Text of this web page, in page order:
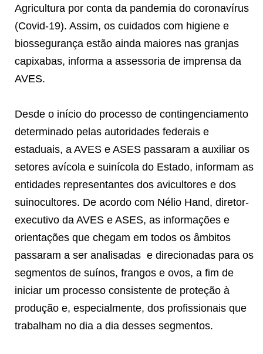
Agricultura por conta da pandemia do coronavírus
(Covid-19). Assim, os cuidados com higiene e
biossegurança estão ainda maiores nas granjas
capixabas, informa a assessoria de imprensa da
AVES.
Desde o início do processo de contingenciamento
determinado pelas autoridades federais e
estaduais, a AVES e ASES passaram a auxiliar os
setores avícola e suinícola do Estado, informam as
entidades representantes dos avicultores e dos
suinocultores. De acordo com Nélio Hand, diretor-
executivo da AVES e ASES, as informações e
orientações que chegam em todos os âmbitos
passaram a ser analisadas e direcionadas para os
segmentos de suínos, frangos e ovos, a fim de
iniciar um processo consistente de proteção à
produção e, especialmente, dos profissionais que
trabalham no dia a dia desses segmentos.